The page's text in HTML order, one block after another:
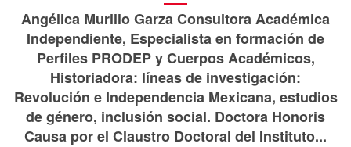
Angélica Murillo Garza Consultora Académica
Independiente, Especialista en formación de
Perfiles PRODEP y Cuerpos Académicos,
Historiadora: líneas de investigación:
Revolución e Independencia Mexicana, estudios
de género, inclusión social. Doctora Honoris
Causa por el Claustro Doctoral del Instituto...